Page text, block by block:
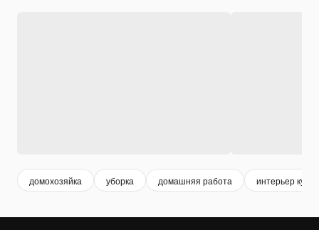
домохозяйка уборка домашняя работа интерьер кухни